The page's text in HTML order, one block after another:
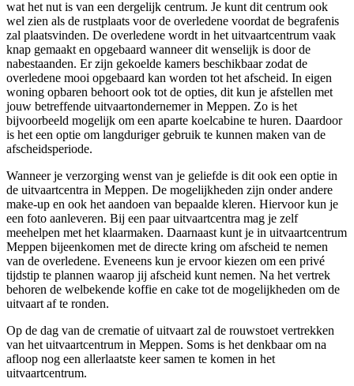
wat het nut is van een dergelijk centrum. Je kunt dit centrum ook
wel zien als de rustplaats voor de overledene voordat de begrafenis
zal plaatsvinden. De overledene wordt in het uitvaartcentrum vaak
knap gemaakt en opgebaard wanneer dit wenselijk is door de
nabestaanden. Er zijn gekoelde kamers beschikbaar zodat de
overledene mooi opgebaard kan worden tot het afscheid. In eigen
woning opbaren behoort ook tot de opties, dit kun je afstellen met
jouw betreffende uitvaartondernemer in Meppen. Zo is het
bijvoorbeeld mogelijk om een aparte koelcabine te huren. Daardoor
is het een optie om langduriger gebruik te kunnen maken van de
afscheidsperiode.
Wanneer je verzorging wenst van je geliefde is dit ook een optie in
de uitvaartcentra in Meppen. De mogelijkheden zijn onder andere
make-up en ook het aandoen van bepaalde kleren. Hiervoor kun je
een foto aanleveren. Bij een paar uitvaartcentra mag je zelf
meehelpen met het klaarmaken. Daarnaast kunt je in uitvaartcentrum
Meppen bijeenkomen met de directe kring om afscheid te nemen
van de overledene. Eveneens kun je ervoor kiezen om een privé
tijdstip te plannen waarop jij afscheid kunt nemen. Na het vertrek
behoren de welbekende koffie en cake tot de mogelijkheden om de
uitvaart af te ronden.
Op de dag van de crematie of uitvaart zal de rouwstoet vertrekken
van het uitvaartcentrum in Meppen. Soms is het denkbaar om na
afloop nog een allerlaatste keer samen te komen in het
uitvaartcentrum.